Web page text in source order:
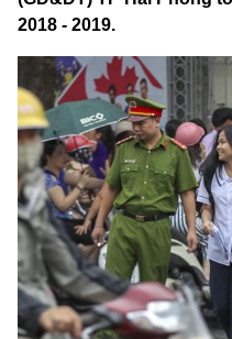
2018 - 2019.